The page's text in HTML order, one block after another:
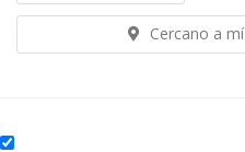
Cercano a mí